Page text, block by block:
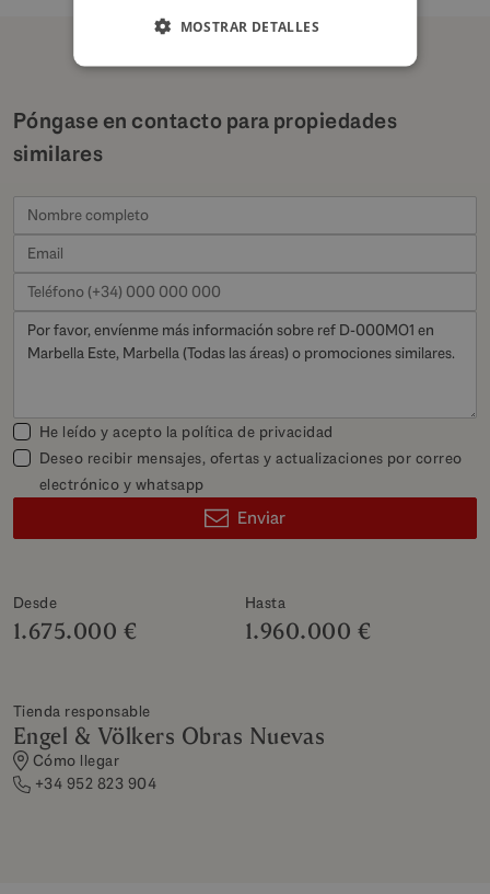
Póngase en contacto para propiedades
similares
Desde
1.675.000 €
Hasta
1.960.000 €
Tienda responsable
Engel & Völkers Obras Nuevas
Cómo llegar
+34 952 823 904
He leído y acepto la política de privacidad
Deseo recibir mensajes, ofertas y actualizaciones por correo
electrónico y whatsapp
Enviar
MOSTRAR DETALLES